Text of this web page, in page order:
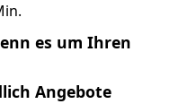
es um Ihren
Angebote